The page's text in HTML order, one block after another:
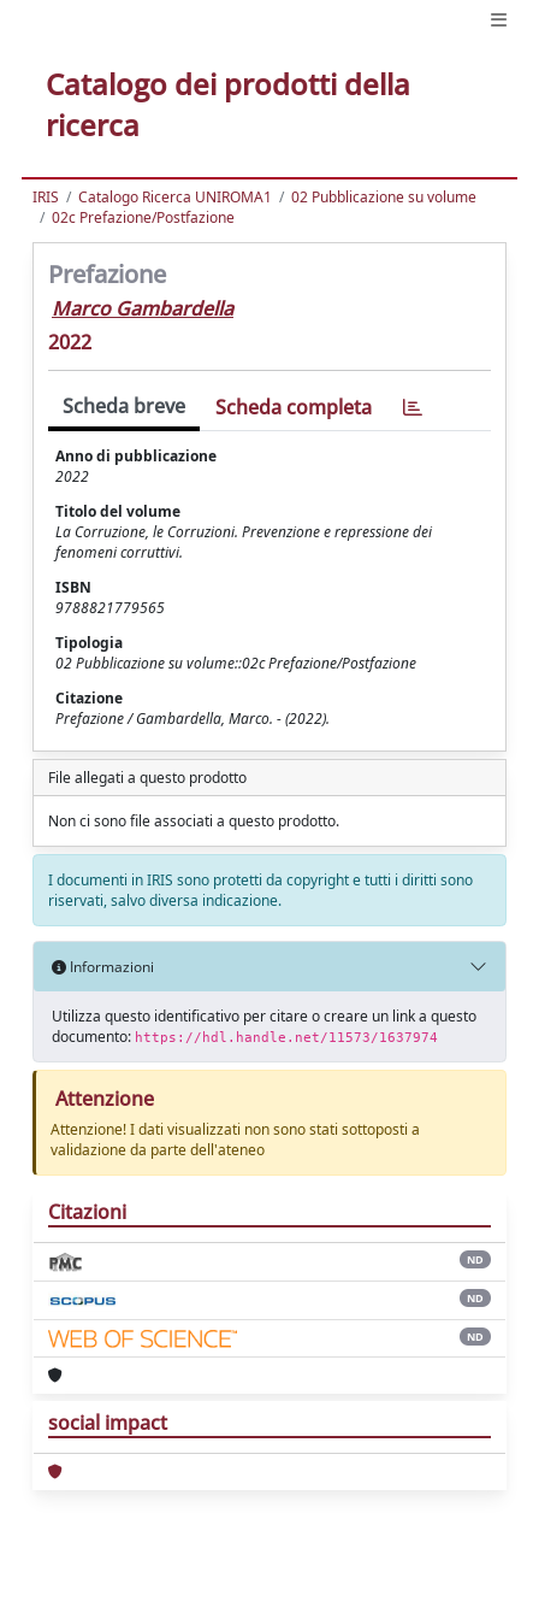
Catalogo dei prodotti della
ricerca
IRIS Catalogo Ricerca UNIROMA1
02 Pubblicazione su volume
02c Prefazione/Postfazione
Prefazione
Marco Gambardella
2022
Scheda breve Scheda completa
Anno di pubblicazione
2022
Titolo del volume
La Corruzione, le Corruzioni. Prevenzione e repressione dei
fenomeni corruttivi.
ISBN
9788821779565
Tipologia
02 Pubblicazione su volume::02c Prefazione/Postfazione
Citazione
Prefazione / Gambardella, Marco. - (2022).
File allegati a questo prodotto
Non ci sono file associati a questo prodotto.
I documenti in IRIS sono protetti da copyright e tutti i diritti sono
riservati, salvo diversa indicazione.
Informazioni
Utilizza questo identificativo per citare o creare un link a questo
documento: https://hdl.handle.net/11573/1637974
Attenzione
Attenzione! I dati visualizzati non sono stati sottoposti a
validazione da parte dell'ateneo
Citazioni
ND
ND
ND
social impact